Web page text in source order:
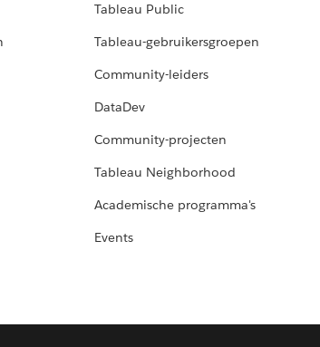
Tableau Public
Tableau-gebruikersgroepen
Community-leiders
DataDev
Community-projecten
Tableau Neighborhood
Academische programma's
Events